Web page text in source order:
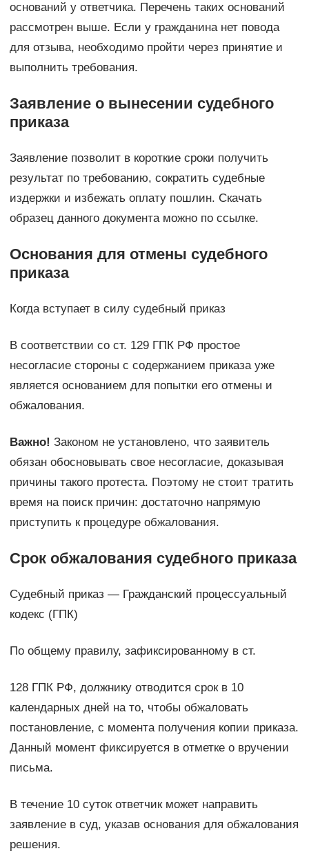
оснований у ответчика. Перечень таких оснований
рассмотрен выше. Если у гражданина нет повода
для отзыва, необходимо пройти через принятие и
выполнить требования.
Заявление о вынесении судебного
приказа
Заявление позволит в короткие сроки получить
результат по требованию, сократить судебные
издержки и избежать оплату пошлин. Скачать
образец данного документа можно по ссылке.
Основания для отмены судебного
приказа
Когда вступает в силу судебный приказ
В соответствии со ст. 129 ГПК РФ простое
несогласие стороны с содержанием приказа уже
является основанием для попытки его отмены и
обжалования.
Важно! Законом не установлено, что заявитель
обязан обосновывать свое несогласие, доказывая
причины такого протеста. Поэтому не стоит тратить
время на поиск причин: достаточно напрямую
приступить к процедуре обжалования.
Срок обжалования судебного приказа
Судебный приказ — Гражданский процессуальный
кодекс (ГПК)
По общему правилу, зафиксированному в ст.
128 ГПК РФ, должнику отводится срок в 10
календарных дней на то, чтобы обжаловать
постановление, с момента получения копии приказа.
Данный момент фиксируется в отметке о вручении
письма.
В течение 10 суток ответчик может направить
заявление в суд, указав основания для обжалования
решения.